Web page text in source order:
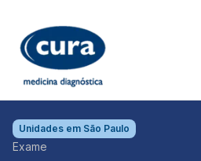
Unidades em São Paulo
Exame